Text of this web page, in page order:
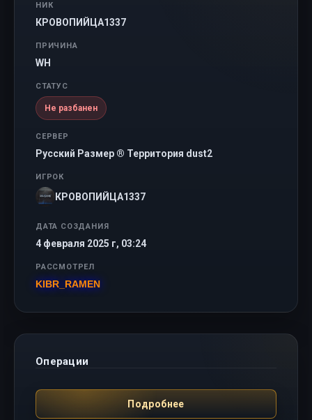
НИК
КРОВОПИЙЦА1337
ПРИЧИНА
WH
СТАТУС
Не разбанен
СЕРВЕР
Русский Размер ® Территория dust2
ИГРОК
КРОВОПИЙЦА1337
ДАТА СОЗДАНИЯ
4 февраля 2025 г, 03:24
РАССМОТРЕЛ
KIBR_RAMEN
Операции
Подробнее